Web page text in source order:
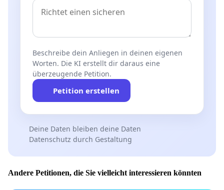
Beschreibe dein Anliegen in deinen eigenen
Worten. Die KI erstellt dir daraus eine
überzeugende Petition.
Petition erstellen
Deine Daten bleiben deine Daten
Datenschutz durch Gestaltung
Andere Petitionen, die Sie vielleicht interessieren könnten